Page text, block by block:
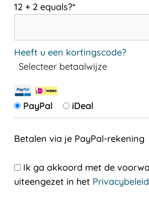
12 + 2 equals?*
Heeft u een kortingscode?
Selecteer betaalwijze
PayPal iDeal
Betalen via je PayPal-rekening
Ik ga akkoord met de voorwaarden
uiteengezet in het Privacybeleid